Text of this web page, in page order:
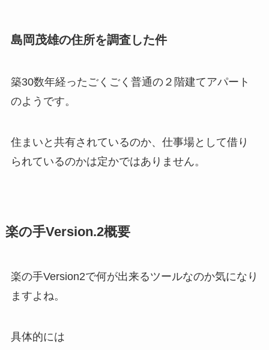
島岡茂雄の住所を調査した件
築30数年経ったごくごく普通の２階建てアパート
のようです。
住まいと共有されているのか、仕事場として借り
られているのかは定かではありません。
楽の手Version.2概要
楽の手Version2で何が出来るツールなのか気になり
ますよね。
具体的には